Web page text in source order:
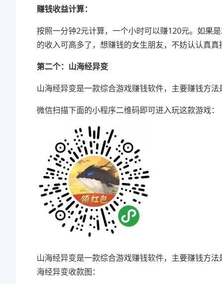
赚钱收益计算：
按照一分钟2元计算，一个小时可以赚120元。如果
的收入可高多了，想赚钱的女生朋友，不妨认认真
第二个：山海经异变
山海经异变是一款综合游戏赚钱软件，主要赚钱方
微信扫描下面的小程序二维码即可进入玩这款游戏：
山海经异变是一款综合游戏赚钱软件，主要赚钱方
海经异变收款图：